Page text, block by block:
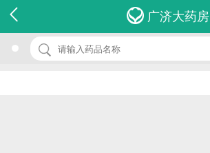
广济大药房
名 称：四肢血液循环顺序压缩治疗仪
品 牌：(正大)